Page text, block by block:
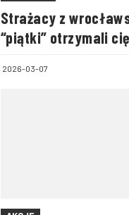
Strażacy z
“piątki” otrzymali
2026-03-07